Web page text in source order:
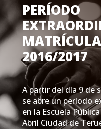
PERÍODO
2016/2017
A partir del día 9 de
se abre un período
en la Escuela
Abril Ciudad de